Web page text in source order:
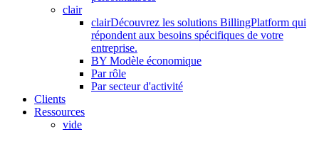
clair
clairDécouvrez les solutions BillingPlatform qui
répondent aux besoins spécifiques de votre
entreprise.
BY Modèle économique
Par rôle
Par secteur d'activité
Clients
Ressources
vide